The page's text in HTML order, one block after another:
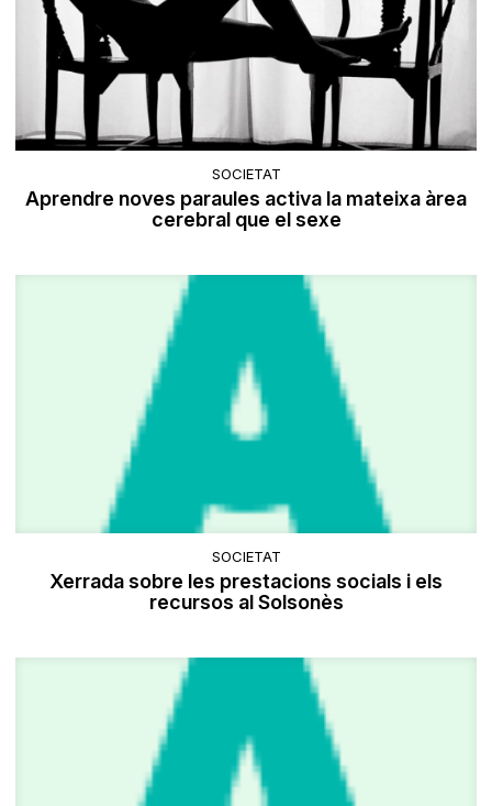
SOCIETAT
Aprendre noves paraules activa la mateixa àrea
cerebral que el sexe
SOCIETAT
Xerrada sobre les prestacions socials i els
recursos al Solsonès